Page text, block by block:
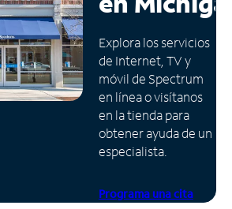
Explora los servicios
de Internet, TV y
móvil de Spectrum
en línea o visítanos
en la tienda para
obtener ayuda de un
especialista.
Programa una cita